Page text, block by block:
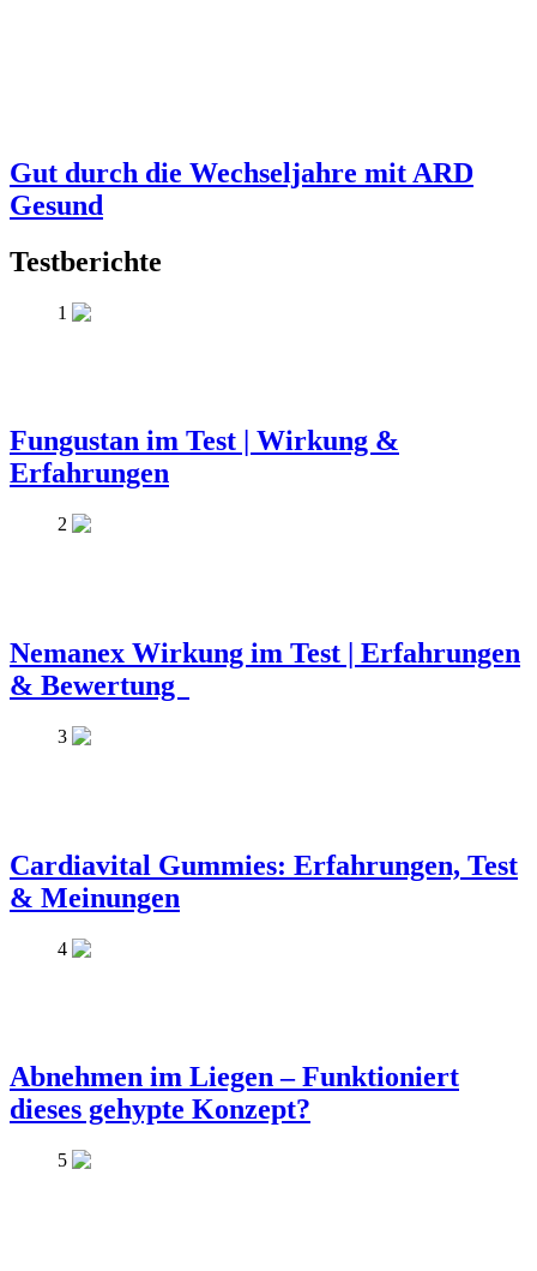
Gut durch die Wechseljahre mit ARD
Gesund
Testberichte
1
Fungustan im Test | Wirkung &
Erfahrungen
2
Nemanex Wirkung im Test | Erfahrungen
& Bewertung
3
Cardiavital Gummies: Erfahrungen, Test
& Meinungen
4
Abnehmen im Liegen – Funktioniert
dieses gehypte Konzept?
5